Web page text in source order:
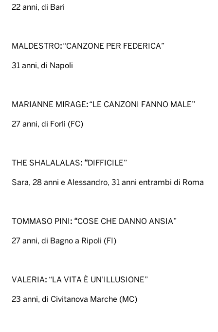
22 anni, di Bari
MALDESTRO: “CANZONE PER FEDERICA”
31 anni, di Napoli
MARIANNE MIRAGE: “LE CANZONI FANNO MALE”
27 anni, di Forlì (FC)
THE SHALALALAS: “ DIFFICILE”
Sara, 28 anni e Alessandro, 31 anni entrambi di Roma
TOMMASO PINI : “COSE CHE DANNO ANSIA”
27 anni, di Bagno a Ripoli (FI)
VALERIA: “LA VITA È UN’ILLUSIONE”
23 anni, di Civitanova Marche (MC)